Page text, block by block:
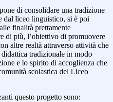
di consolidare una tradizione
dal liceo linguistico, si è poi
finalità prettamente
di più, l’obiettivo di promuovere
altre realtà attraverso attività che
tradizionale in modo
e lo spirito di accoglienza che
scolastica del Liceo
questo progetto sono: